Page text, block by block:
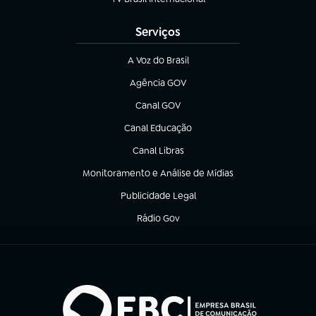
(abre em nova aba)
Serviços
A Voz do Brasil
(abre em nova aba)
Agência GOV
(abre em nova aba)
Canal GOV
(abre em nova aba)
Canal Educação
(abre em nova aba)
Canal Libras
(abre em nova aba)
Monitoramento e Análise de Mídias
(abre em nova aba)
Publicidade Legal
(abre em nova aba)
Rádio Gov
(abre em nova aba)